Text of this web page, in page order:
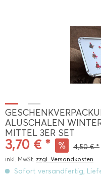
ALUSCHALEN
MITTEL 3ER SET
3,70 € * 4,50 € *
inkl. MwSt. zzgl. Versandkosten
Sofort versandfertig,